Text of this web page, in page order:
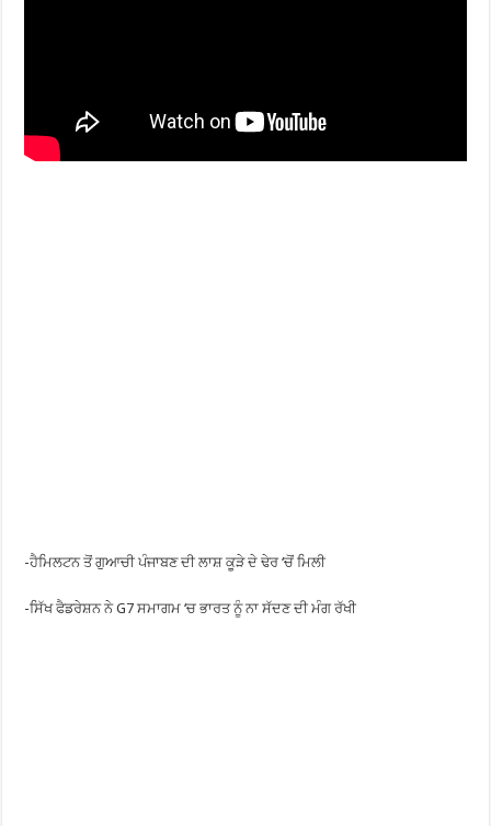
-ਹੈਮਿਲਟਨ ਤੋਂ ਗੁਆਚੀ ਪੰਜਾਬਣ ਦੀ ਲਾਸ਼ ਕੂੜੇ ਦੇ ਢੇਰ ‘ਚੋਂ ਮਿਲੀ
-ਸਿੱਖ ਫੈਡਰੇਸ਼ਨ ਨੇ G7 ਸਮਾਗਮ ‘ਚ ਭਾਰਤ ਨੂੰ ਨਾ ਸੱਦਣ ਦੀ ਮੰਗ ਰੱਖੀ